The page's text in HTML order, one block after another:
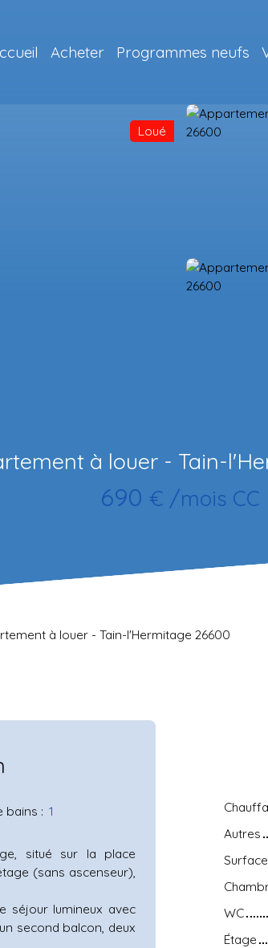
Acheter Programmes neufs
Loué
à louer - Tain-
690 € /mois CC
à louer - Tain-l'Hermitage 26600
bains : 1
situé sur la place
(sans ascenseur),
séjour lumineux avec
second balcon, deux
Autres
WC
Étage